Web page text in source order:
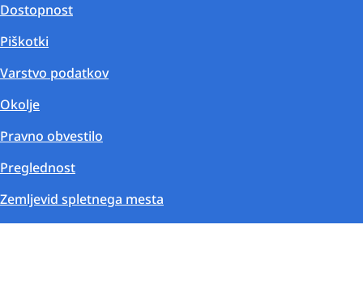
Dostopnost
Piškotki
Varstvo podatkov
Okolje
Pravno obvestilo
Preglednost
Zemljevid spletnega mesta